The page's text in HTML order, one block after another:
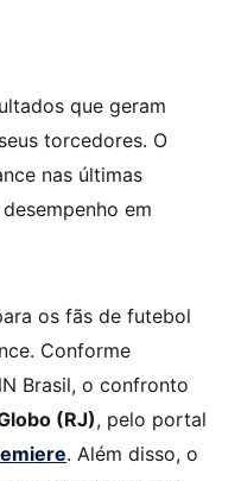
que geram
torcedores. O
nas últimas
em
os fãs de futebol
Conforme
Brasil, o confronto
(RJ), pelo portal
. Além disso, o